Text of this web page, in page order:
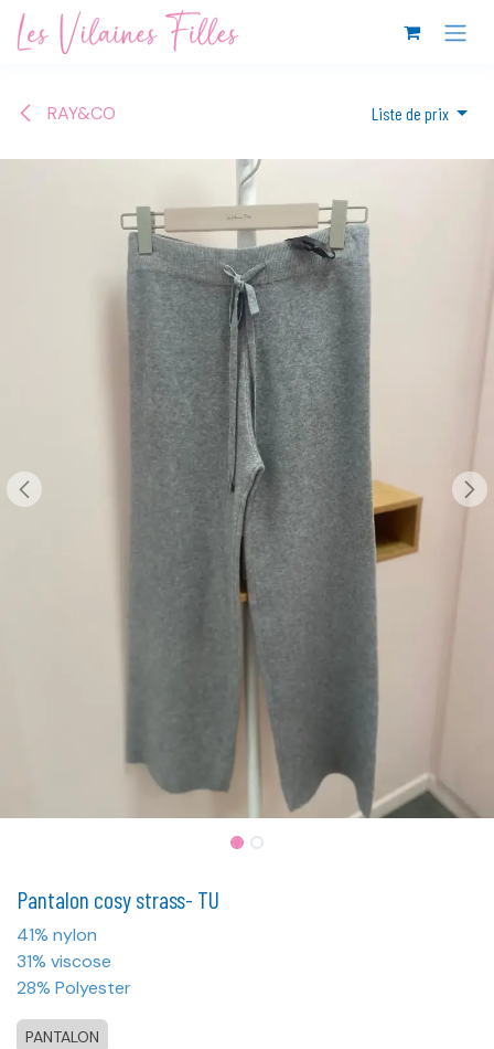
Se rendre au contenu
RAY&CO Liste de prix
Pantalon cosy strass- TU
41% nylon
31% viscose
28% Polyester
PANTALON